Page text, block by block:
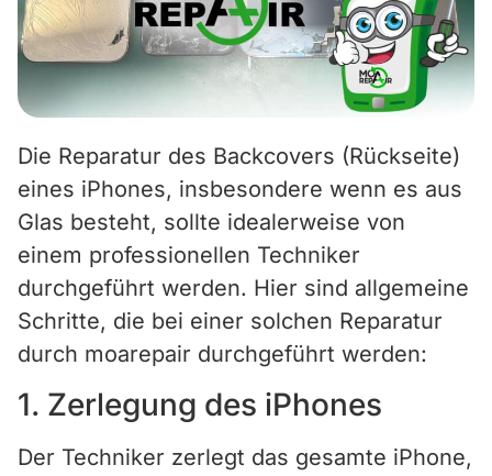
Die Reparatur des Backcovers (Rückseite)
eines iPhones, insbesondere wenn es aus
Glas besteht, sollte idealerweise von
einem professionellen Techniker
durchgeführt werden. Hier sind allgemeine
Schritte, die bei einer solchen Reparatur
durch moarepair durchgeführt werden:
1. Zerlegung des iPhones
Der Techniker zerlegt das gesamte iPhone,